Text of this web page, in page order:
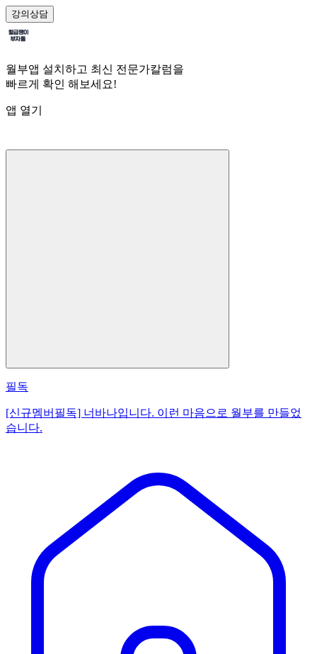
강의상담
월부앱 설치하고 최신 전문가칼럼을
빠르게 확인 해보세요!
앱 열기
필독
[신규멤버필독] 너바나입니다. 이런 마음으로 월부를 만들었
습니다.